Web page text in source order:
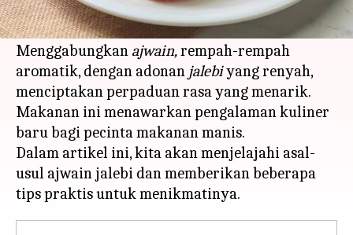
manis tradisional India yang dikenal dengan
rasa khasnya.
Menggabungkan ajwain,rempah-rempah
aromatik, dengan adonan jalebiyang renyah,
menciptakan perpaduan rasa yang menarik.
Makanan ini menawarkan pengalaman kuliner
baru bagi pecinta makanan manis.
Dalam artikel ini, kita akan menjelajahi asal-
usul ajwain jalebi dan memberikan beberapa